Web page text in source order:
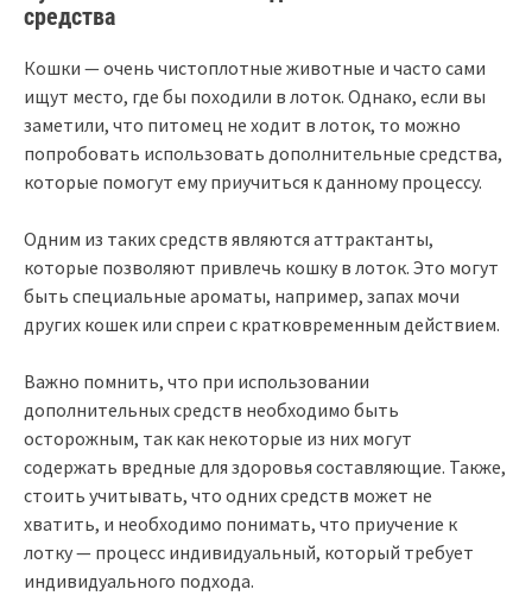
средства
Кошки — очень чистоплотные животные и часто сами
ищут место, где бы походили в лоток. Однако, если вы
заметили, что питомец не ходит в лоток, то можно
попробовать использовать дополнительные средства,
которые помогут ему приучиться к данному процессу.
Одним из таких средств являются аттрактанты,
которые позволяют привлечь кошку в лоток. Это могут
быть специальные ароматы, например, запах мочи
других кошек или спреи с кратковременным действием.
Важно помнить, что при использовании
дополнительных средств необходимо быть
осторожным, так как некоторые из них могут
содержать вредные для здоровья составляющие. Также,
стоить учитывать, что одних средств может не
хватить, и необходимо понимать, что приучение к
лотку — процесс индивидуальный, который требует
индивидуального подхода.